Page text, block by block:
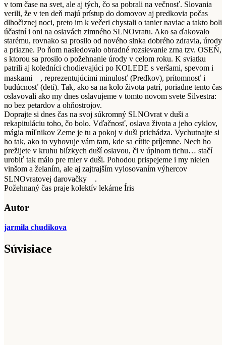
v tom čase na svet, ale aj tých, čo sa pobrali na večnosť. Slovania
verili, že v ten deň majú prístup do domovov aj predkovia počas
dlhočiznej noci, preto im k večeri chystali o tanier naviac a takto boli
účastní i oni na oslavách zimného SLNOvratu. Ako sa ďakovalo
starému, rovnako sa prosilo od nového slnka dobrého zdravia, úrody
a priazne. Po ňom nasledovalo obradné rozsievanie zrna tzv. OSEŇ,
s ktorou sa prosilo o požehnanie úrody v celom roku. K sviatku
patrili aj koledníci chodievajúci po KOLEDE s veršami, spevom i
maskami
, reprezentujúcimi minulosť (Predkov), prítomnosť i
budúcnosť (deti). Tak, ako sa na kolo života patrí, poriadne tento čas
oslavovali ako my dnes oslavujeme v tomto novom svete Silvestra:
no bez petardov a ohňostrojov.
Doprajte si dnes čas na svoj súkromný SLNOvrat v duši a
rekapituláciu toho, čo bolo. Vďačnosť, oslava života a jeho cyklov,
mágia míľnikov Zeme je tu a pokoj v duši prichádza. Vychutnajte si
ho tak, ako to vyhovuje vám tam, kde sa cítite príjemne. Nech ho
prežijete v kruhu blízkych duší oslavou, či v úplnom tichu… stačí
urobiť tak málo pre mier v duši. Pohodou prispejeme i my nielen
vinšom a želaním, ale aj zajtrajším vylosovaním výhercov
SLNOvratovej darovačky
.
Požehnaný čas praje kolektív lekárne Íris
Autor
jarmila chudikova
Súvisiace